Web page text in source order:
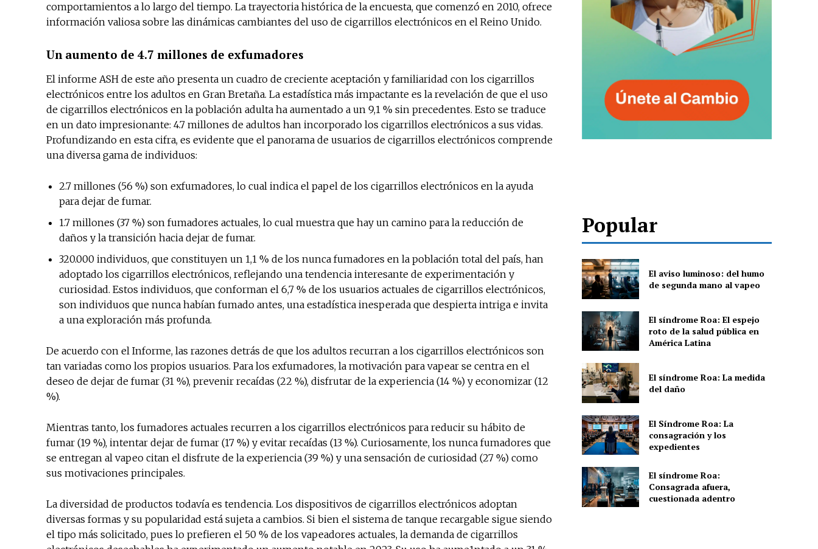
comportamientos a lo largo del tiempo. La trayectoria histórica de la encuesta, que comenzó en 2010, ofrece
información valiosa sobre las dinámicas cambiantes del uso de cigarrillos electrónicos en el Reino Unido.
Un aumento de 4.7 millones de exfumadores
El informe ASH de este año presenta un cuadro de creciente aceptación y familiaridad con los cigarrillos
electrónicos entre los adultos en Gran Bretaña. La estadística más impactante es la revelación de que el uso
de cigarrillos electrónicos en la población adulta ha aumentado a un 9,1 % sin precedentes. Esto se traduce
en un dato impresionante: 4.7 millones de adultos han incorporado los cigarrillos electrónicos a sus vidas.
Profundizando en esta cifra, es evidente que el panorama de usuarios de cigarrillos electrónicos comprende
una diversa gama de individuos:
2.7 millones (56 %) son exfumadores, lo cual indica el papel de los cigarrillos electrónicos en la ayuda
para dejar de fumar.
1.7 millones (37 %) son fumadores actuales, lo cual muestra que hay un camino para la reducción de
daños y la transición hacia dejar de fumar.
320.000 individuos, que constituyen un 1,1 % de los nunca fumadores en la población total del país, han
adoptado los cigarrillos electrónicos, reflejando una tendencia interesante de experimentación y
curiosidad. Estos individuos, que conforman el 6,7 % de los usuarios actuales de cigarrillos electrónicos,
son individuos que nunca habían fumado antes, una estadística inesperada que despierta intriga e invita
a una exploración más profunda.
De acuerdo con el Informe, las razones detrás de que los adultos recurran a los cigarrillos electrónicos son
tan variadas como los propios usuarios. Para los exfumadores, la motivación para vapear se centra en el
deseo de dejar de fumar (31 %), prevenir recaídas (22 %), disfrutar de la experiencia (14 %) y economizar (12
%).
Mientras tanto, los fumadores actuales recurren a los cigarrillos electrónicos para reducir su hábito de
fumar (19 %), intentar dejar de fumar (17 %) y evitar recaídas (13 %). Curiosamente, los nunca fumadores que
se entregan al vapeo citan el disfrute de la experiencia (39 %) y una sensación de curiosidad (27 %) como
sus motivaciones principales.
La diversidad de productos todavía es tendencia. Los dispositivos de cigarrillos electrónicos adoptan
diversas formas y su popularidad está sujeta a cambios. Si bien el sistema de tanque recargable sigue siendo
el tipo más solicitado, pues lo prefieren el 50 % de los vapeadores actuales, la demanda de cigarrillos
Popular
El aviso luminoso: del humo
de segunda mano al vapeo
El síndrome Roa: El espejo
roto de la salud pública en
América Latina
El síndrome Roa: La medida
del daño
El Síndrome Roa: La
consagración y los
expedientes
El síndrome Roa:
Consagrada afuera,
cuestionada adentro